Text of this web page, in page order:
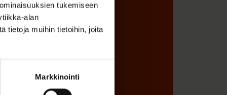
tukemiseen
alan
tietoja muihin tietoihin, joita
Markkinointi